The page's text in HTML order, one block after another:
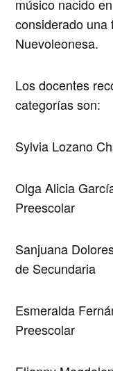
músico nacido
considerado una
Nuevoleonesa.
Los docentes
categorías son:
Sylvia Lozano
Olga Alicia
Preescolar
Sanjuana
de Secundaria
Esmeralda
Preescolar